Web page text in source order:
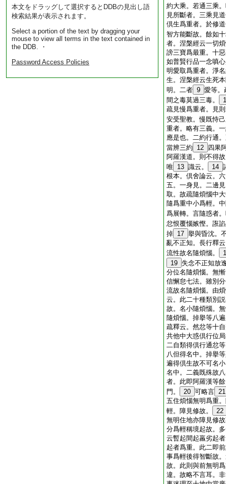
本文をドラッグして選択するとDDBの見出し語
検索結果が表示されます。
Select a portion of the text by dragging your
mouse to view all terms in the text contained in
the DDB. ・
Password Access Policies
約大乘。若通三乘
見所斷者。三乘見
倶生爲重者。於修
智方能斷故。餘如
者。涅槃經云一切
謗三寶爲最重。十
如普賢行品一念嗔
明愛取爲重者。淨
生。涅槃經云生死
明。二者 9 愛等。
間之毒莫過三毒。
疏見慢爲重者。見
安受聖教。慢既恃
重者。略有三義。
應是也。二約行通
當辨三約
12 四果
阿羅漢道。則不得
唯 13 識云。 14
根本。倶舍論云。
五。一身見。二邊
取。故疏隨煩惱中
隨爲重中小爲輕。
爲展轉。言隨惑者
忿恨覆惱嫉慳。誑
掉 17 擧與昏沈。
亂不正知。長行釋
流性故名隨煩惱。
19 失念不正知放
分位名隨煩惱。無
信懈怠七法。雖別
流故名隨煩惱。由
云。此二十種類別
故。名小隨煩惱。
隨煩惱。掉擧等八
疏釋云。然忿等十
共他中大惑倶行位
二自類得倶行通忿
八但得名中。掉擧
遍得倶生故不可名
名中。二義既殊故
者。此即阿羅漢等
門。
20 可略言 21
五住煩惱無明爲重
輕。障見修故。
22
無明住地亦障見修
分爲輕稱境起故。
云暫起間起羸劣起
起者爲重。此二即
事爲輕後得智斷故
故。此則與前無明
違。故略不言耳。